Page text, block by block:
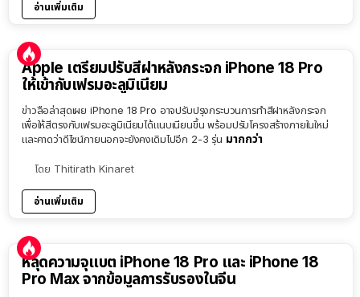
อ่านเพิ่มเติม
Apple เตรียมปรับสีฝาหลังกระจก iPhone 18 Pro
ให้เข้ากับเฟรมอะลูมิเนียม
ข่าวลือล่าสุดเผย iPhone 18 Pro อาจปรับปรุงกระบวนการทำสีฝาหลังกระจก
เพื่อให้สีตรงกับเฟรมอะลูมิเนียมได้แนบเนียนขึ้น พร้อมปรับโครงสร้างภายในใหม่
และคาดว่าดีไซน์ภายนอกจะยังคงเดิมไปอีก 2-3 รุ่น มากกว่า
โดย Thitirath Kinaret
อ่านเพิ่มเติม
หลุดความจุแบต iPhone 18 Pro และ iPhone 18
Pro Max จากข้อมูลการรับรองในจีน